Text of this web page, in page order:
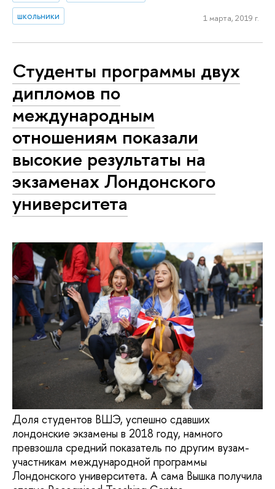
школьники
1 марта, 2019 г.
Студенты программы двух
дипломов по
международным
отношениям показали
высокие результаты на
экзаменах Лондонского
университета
Доля студентов ВШЭ, успешно сдавших
лондонские экзамены в 2018 году, намного
превзошла средний показатель по другим вузам-
участникам международной программы
Лондонского университета. А сама Вышка получила